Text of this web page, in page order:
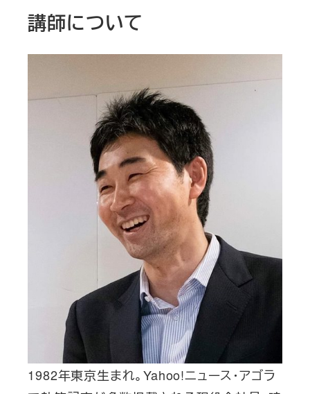
講師について
1982年東京生まれ。Yahoo!ニュース・アゴラ